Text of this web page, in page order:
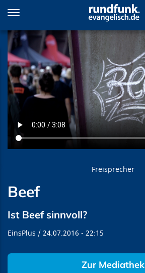
zum
Inhalt
Beef
Freisprecher
Beef
Ist Beef sinnvoll?
EinsPlus 24.07.2016 22:15
Zur Mediathek